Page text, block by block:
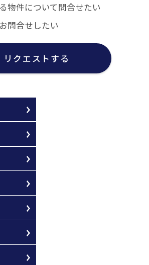
物件について問合せたい
問合せしたい
リクエストする